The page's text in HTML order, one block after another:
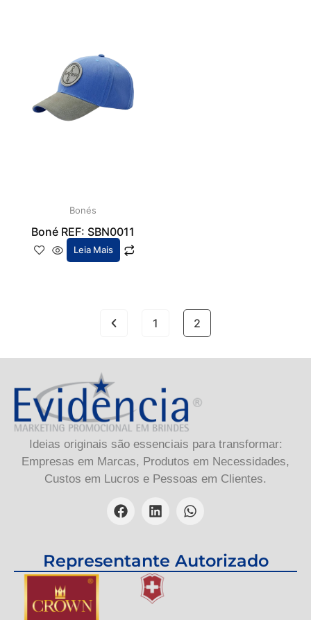
Bonés
Boné REF: SBN0011
Leia Mais
1 2
Ideias originais são essenciais para transformar:
Empresas em Marcas, Produtos em Necessidades,
Custos em Lucros e Pessoas em Clientes.
Representante Autorizado